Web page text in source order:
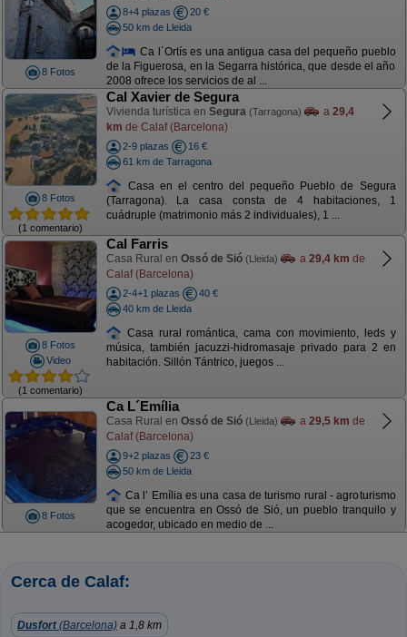
8 Fotos
8+4 plazas
20 €
50 km de Lleida
Ca l´Ortís es una antigua casa del pequeño pueblo
de la Figuerosa, en la Segarra histórica, que desde el año
2008 ofrece los servicios de al ...
8 Fotos
(1 comentario)
Cal Xavier de Segura
Vivienda turística en Segura (Tarragona) a 29,4
km de Calaf (Barcelona)
2-9 plazas
16 €
61 km de Tarragona
Casa en el centro del pequeño Pueblo de Segura
(Tarragona). La casa consta de 4 habitaciones, 1
cuádruple (matrimonio más 2 individuales), 1 ...
8 Fotos
Video
(1 comentario)
Cal Farris
Casa Rural en Ossó de Sió (Lleida) a 29,4 km de
Calaf (Barcelona)
2-4+1 plazas
40 €
40 km de Lleida
Casa rural romántica, cama con movimiento, leds y
música, también jacuzzi-hidromasaje privado para 2 en
habitación. Sillón Tántrico, juegos ...
8 Fotos
Ca L´Emília
Casa Rural en Ossó de Sió (Lleida) a 29,5 km de
Calaf (Barcelona)
9+2 plazas
23 €
50 km de Lleida
Ca l’ Emília es una casa de turismo rural - agroturismo
que se encuentra en Ossó de Sió, un pueblo tranquilo y
acogedor, ubicado en medio de ...
Cerca de Calaf:
Dusfort(Barcelona) a 1,8 km